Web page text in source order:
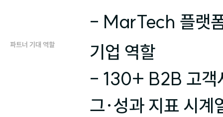
- MarTech 플랫
파트너 기대 역할
기업 역할
- 130+ B2B 고객
그·성과 지표 시